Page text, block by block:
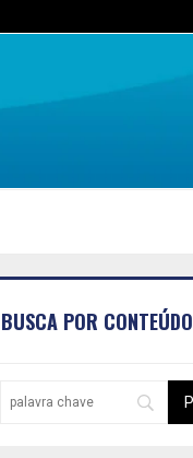
BUSCA POR CONTEÚDO